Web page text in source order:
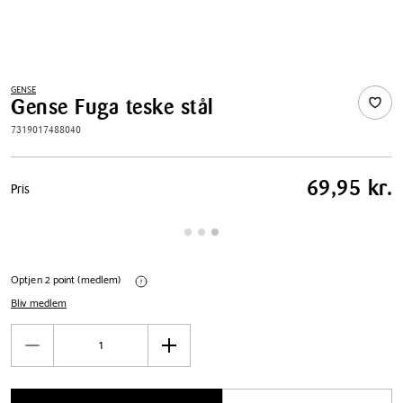
GENSE
Gense Fuga teske stål
7319017488040
Pris
tabel
Pris 69,95 kr.
Optjen 2 point (medlem)
Bliv medlem
Antal
Øg